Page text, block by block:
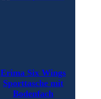
Erima Six Wings
Sporttasche mit
Bodenfach